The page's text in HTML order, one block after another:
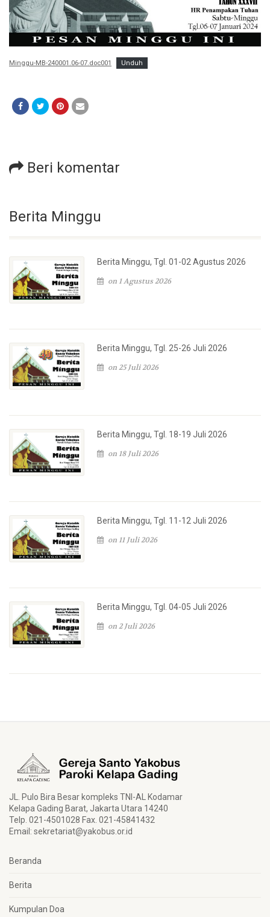
Minggu-MB-240001.06-07.doc001 Unduh
Beri komentar
Berita Minggu
Berita Minggu, Tgl. 01-02 Agustus 2026
on 1 Agustus 2026
Berita Minggu, Tgl. 25-26 Juli 2026
on 25 Juli 2026
Berita Minggu, Tgl. 18-19 Juli 2026
on 18 Juli 2026
Berita Minggu, Tgl. 11-12 Juli 2026
on 11 Juli 2026
Berita Minggu, Tgl. 04-05 Juli 2026
on 2 Juli 2026
JL. Pulo Bira Besar kompleks TNI-AL Kodamar
Kelapa Gading Barat, Jakarta Utara 14240
Telp. 021-4501028 Fax. 021-45841432
Email: sekretariat@yakobus.or.id
Beranda
Berita
Kumpulan Doa